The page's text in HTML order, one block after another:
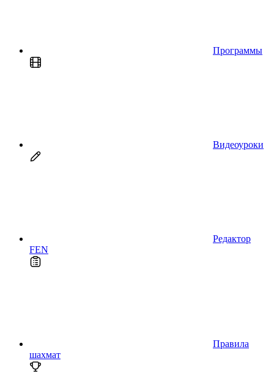
Программы
Видеоуроки
Редактор
FEN
Правила
шахмат